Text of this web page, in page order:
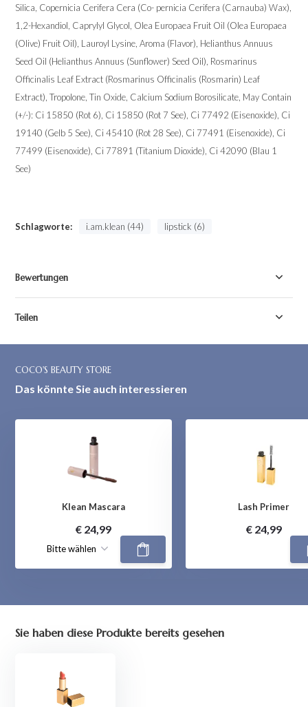
Silica, Copernicia Cerifera Cera (Co- pernicia Cerifera (Carnauba) Wax),
1,2-Hexandiol, Caprylyl Glycol, Olea Europaea Fruit Oil (Olea Europaea
(Olive) Fruit Oil), Lauroyl Lysine, Aroma (Flavor), Helianthus Annuus
Seed Oil (Helianthus Annuus (Sunflower) Seed Oil), Rosmarinus
Officinalis Leaf Extract (Rosmarinus Officinalis (Rosmarin) Leaf
Extract), Tropolone, Tin Oxide, Calcium Sodium Borosilicate, May Contain
(+/-): Ci 15850 (Rot 6), Ci 15850 (Rot 7 See), Ci 77492 (Eisenoxide), Ci
19140 (Gelb 5 See), Ci 45410 (Rot 28 See), Ci 77491 (Eisenoxide), Ci
77499 (Eisenoxide), Ci 77891 (Titanium Dioxide), Ci 42090 (Blau 1
See)
Schlagworte: i.am.klean (44) lipstick (6)
Bewertungen
Teilen
COCO'S BEAUTY STORE
Das könnte Sie auch interessieren
Klean Mascara
€ 24,99
Lash Primer
€ 24,99
Sie haben diese Produkte bereits gesehen